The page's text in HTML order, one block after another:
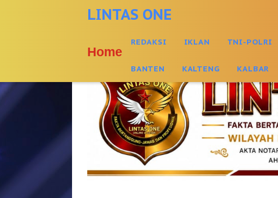
LINTAS ONE
Home
REDAKSI IKLAN TNI-POLRI
BANTEN KALTENG KALBAR